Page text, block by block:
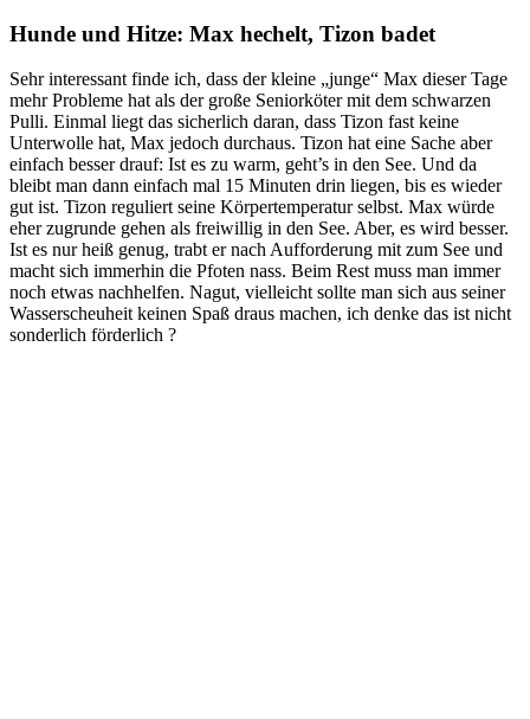
Hunde und Hitze: Max hechelt, Tizon badet
Sehr interessant finde ich, dass der kleine „junge“ Max dieser Tage
mehr Probleme hat als der große Seniorköter mit dem schwarzen
Pulli. Einmal liegt das sicherlich daran, dass Tizon fast keine
Unterwolle hat, Max jedoch durchaus. Tizon hat eine Sache aber
einfach besser drauf: Ist es zu warm, geht’s in den See. Und da
bleibt man dann einfach mal 15 Minuten drin liegen, bis es wieder
gut ist. Tizon reguliert seine Körpertemperatur selbst. Max würde
eher zugrunde gehen als freiwillig in den See. Aber, es wird besser.
Ist es nur heiß genug, trabt er nach Aufforderung mit zum See und
macht sich immerhin die Pfoten nass. Beim Rest muss man immer
noch etwas nachhelfen. Nagut, vielleicht sollte man sich aus seiner
Wasserscheuheit keinen Spaß draus machen, ich denke das ist nicht
sonderlich förderlich ?